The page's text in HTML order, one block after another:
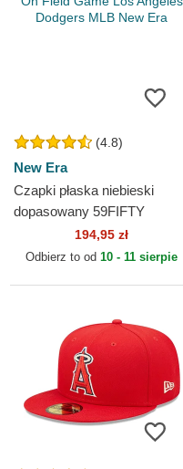
(4.8)
New Era
Czapki płaska niebieski
dopasowany 59FIFTY
Authentic On Field Game Los
Angeles Dodgers MLB New
194,95 zł
Odbierz to od 10 - 11 sierpie